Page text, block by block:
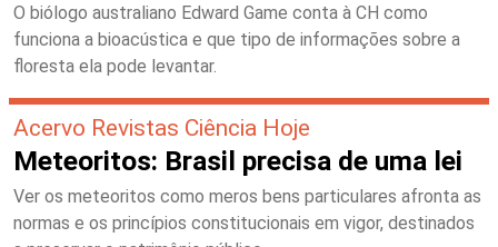
O biólogo australiano Edward Game conta à CH como
funciona a bioacústica e que tipo de informações sobre a
floresta ela pode levantar.
Acervo Revistas Ciência Hoje
Meteoritos: Brasil precisa de uma lei
Ver os meteoritos como meros bens particulares afronta as
normas e os princípios constitucionais em vigor, destinados